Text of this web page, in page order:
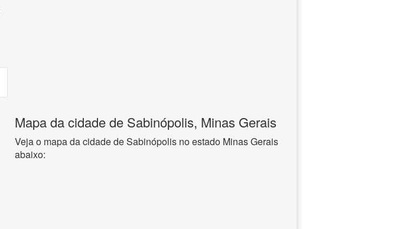
Mapa da cidade de Sabinópolis, Minas Gerais
Veja o mapa da cidade de Sabinópolis no estado Minas Gerais
abaixo: